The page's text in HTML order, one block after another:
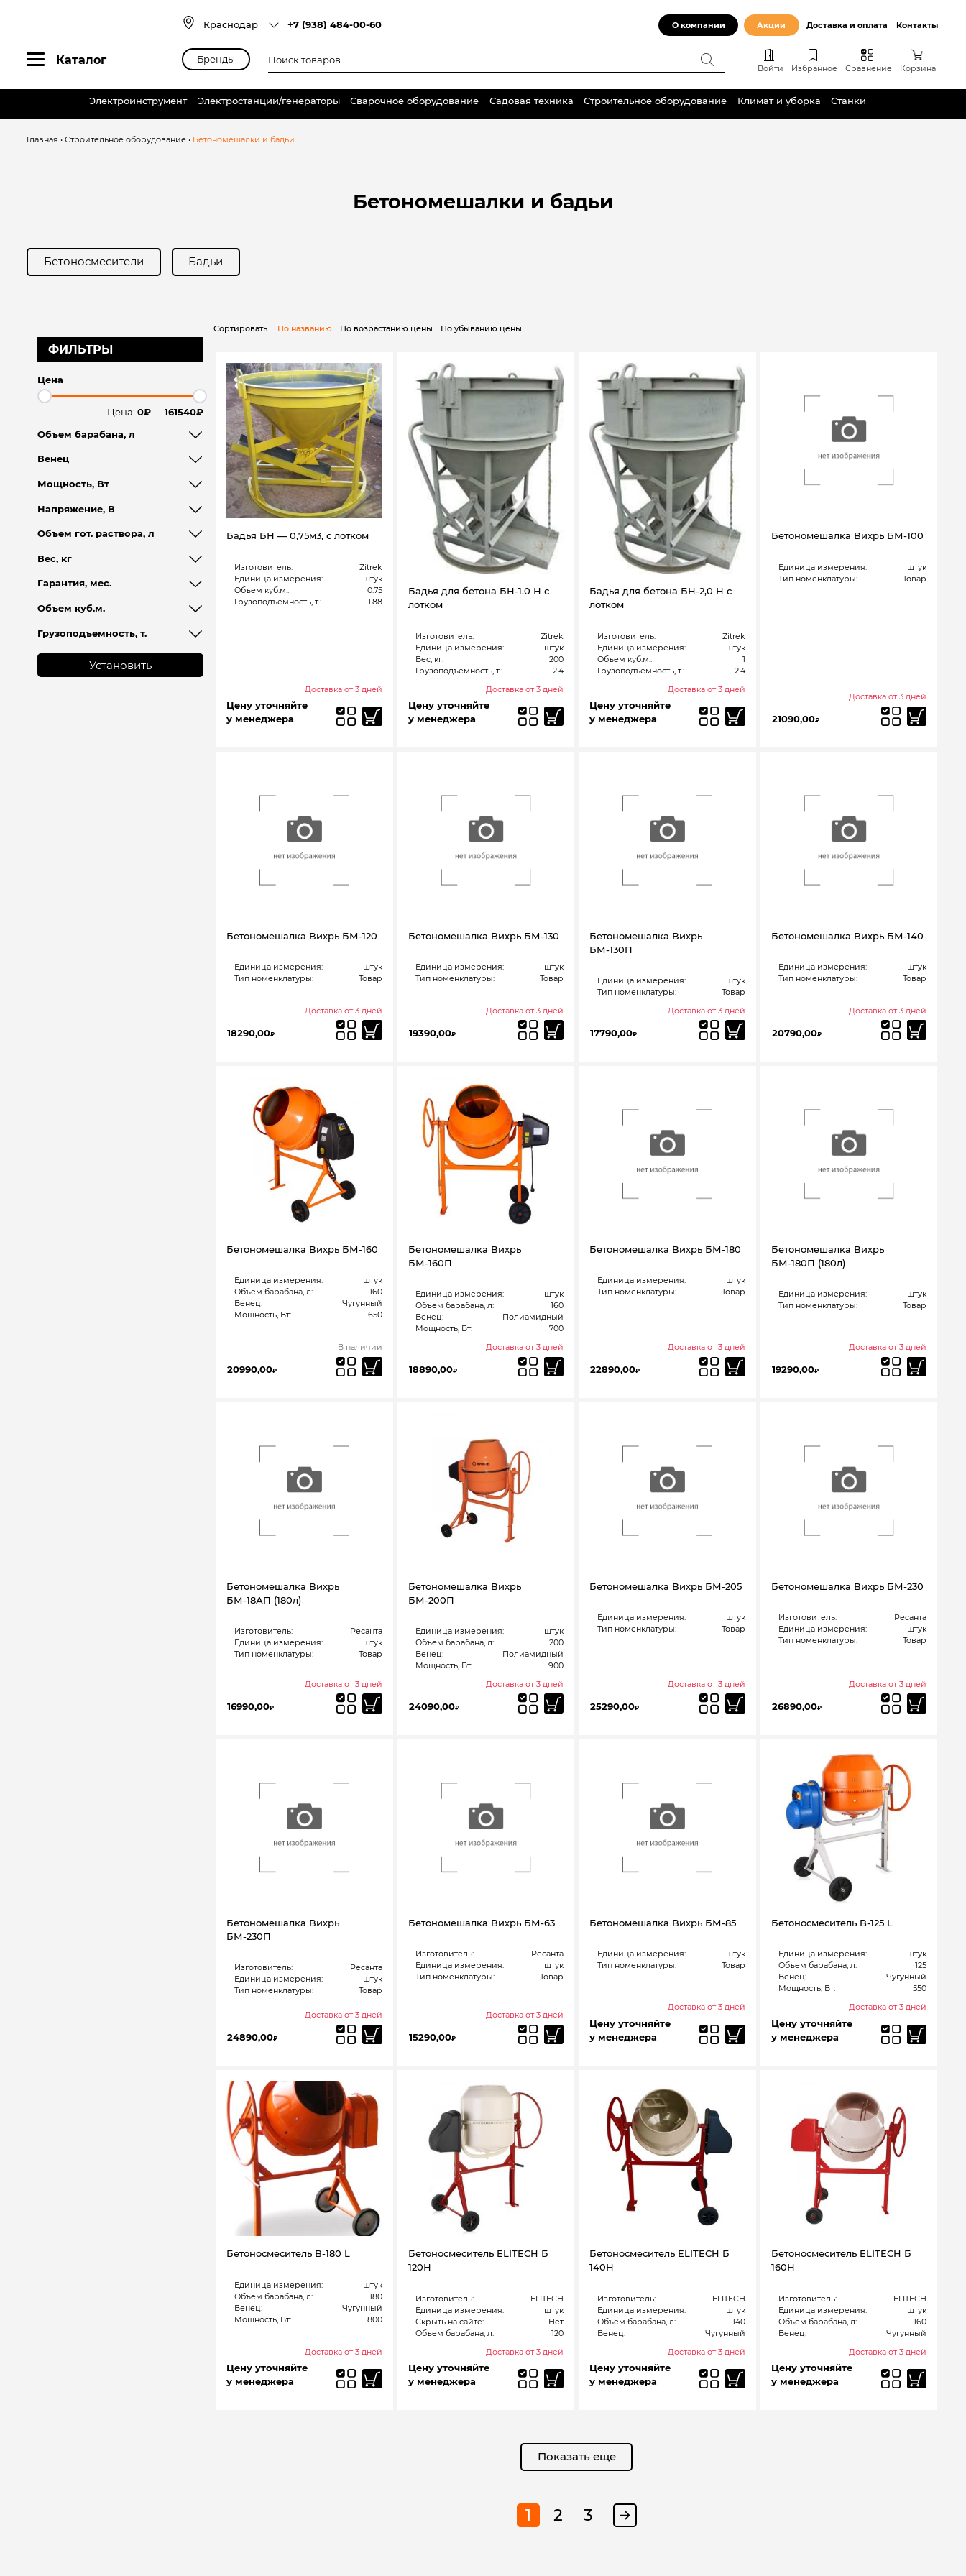
Краснодар +7 (938) 484-00-60 О компании Акции Доставка и оплата Контакты
Каталог Бренды товаров
Войти Избранное Сравнение Корзина
Электроинструмент Электростанции/генераторы Сварочное оборудование Садовая техника Строительное оборудование Климат и уборка Станки
Главная • Строительное оборудование • Бетономешалки и бадьи
Бетономешалки и бадьи
Бетоносмесители Бадьи
Сортировать: По названию По возрастанию цены По убыванию цены
Бадья БН — 0,75м3, с лотком
Изготовитель:
Zitrek
Единица измерения:
штук
Объем куб.м.:
0.75
Грузоподъемность, т.:
1.88
Доставка от 3 дней
Цену уточняйте
у менеджера
Бадья для бетона БН-1.0 Н с
лотком
Изготовитель:
Zitrek
Единица измерения:
штук
Вес, кг:
200
Грузоподъемность, т.:
2.4
Доставка от 3 дней
Цену уточняйте
у менеджера
Бадья для бетона БН-2,0 Н с
лотком
Изготовитель:
Zitrek
Единица измерения:
штук
Объем куб.м.:
1
Грузоподъемность, т.:
2.4
Доставка от 3 дней
Цену уточняйте
у менеджера
Бетономешалка Вихрь БМ-100
Единица измерения:
штук
Тип номенклатуры:
Товар
Доставка от 3 дней
21090,00₽
Бетономешалка Вихрь БМ-120
Единица измерения:
штук
Тип номенклатуры:
Товар
Доставка от 3 дней
18290,00₽
Бетономешалка Вихрь БМ-130
Единица измерения:
штук
Тип номенклатуры:
Товар
Доставка от 3 дней
19390,00₽
Бетономешалка Вихрь
БМ-130П
Единица измерения:
штук
Тип номенклатуры:
Товар
Доставка от 3 дней
17790,00₽
Бетономешалка Вихрь БМ-140
Единица измерения:
штук
Тип номенклатуры:
Товар
Доставка от 3 дней
20790,00₽
Бетономешалка Вихрь БМ-160
Единица измерения:
штук
Объем барабана, л:
160
Венец:
Чугунный
Мощность, Вт:
650
В наличии
20990,00₽
Бетономешалка Вихрь
БМ-160П
Единица измерения:
штук
Объем барабана, л:
160
Венец:
Полиамидный
Мощность, Вт:
700
Доставка от 3 дней
18890,00₽
Бетономешалка Вихрь БМ-180
Единица измерения:
штук
Тип номенклатуры:
Товар
Доставка от 3 дней
22890,00₽
Бетономешалка Вихрь
БМ-180П (180л)
Единица измерения:
штук
Тип номенклатуры:
Товар
Доставка от 3 дней
19290,00₽
Бетономешалка Вихрь
БМ-18АП (180л)
Изготовитель:
Ресанта
Единица измерения:
штук
Тип номенклатуры:
Товар
Доставка от 3 дней
16990,00₽
Бетономешалка Вихрь
БМ-200П
Единица измерения:
штук
Объем барабана, л:
200
Венец:
Полиамидный
Мощность, Вт:
900
Доставка от 3 дней
24090,00₽
Бетономешалка Вихрь БМ-205
Единица измерения:
штук
Тип номенклатуры:
Товар
Доставка от 3 дней
25290,00₽
Бетономешалка Вихрь БМ-230
Изготовитель:
Ресанта
Единица измерения:
штук
Тип номенклатуры:
Товар
Доставка от 3 дней
26890,00₽
Бетономешалка Вихрь
БМ-230П
Изготовитель:
Ресанта
Единица измерения:
штук
Тип номенклатуры:
Товар
Доставка от 3 дней
24890,00₽
Бетономешалка Вихрь БМ-63
Изготовитель:
Ресанта
Единица измерения:
штук
Тип номенклатуры:
Товар
Доставка от 3 дней
15290,00₽
Бетономешалка Вихрь БМ-85
Единица измерения:
штук
Тип номенклатуры:
Товар
Доставка от 3 дней
Цену уточняйте
у менеджера
Бетоносмеситель B-125 L
Единица измерения:
штук
Объем барабана, л:
125
Венец:
Чугунный
Мощность, Вт:
550
Доставка от 3 дней
Цену уточняйте
у менеджера
Бетоносмеситель B-180 L
Единица измерения:
штук
Объем барабана, л:
180
Венец:
Чугунный
Мощность, Вт:
800
Доставка от 3 дней
Цену уточняйте
у менеджера
Бетоносмеситель ELITECH Б
120Н
Изготовитель:
ELITECH
Единица измерения:
штук
Скрыть на сайте:
Нет
Объем барабана, л:
120
Доставка от 3 дней
Цену уточняйте
у менеджера
Бетоносмеситель ELITECH Б
140Н
Изготовитель:
ELITECH
Единица измерения:
штук
Объем барабана, л:
140
Венец:
Чугунный
Доставка от 3 дней
Цену уточняйте
у менеджера
Бетоносмеситель ELITECH Б
160Н
Изготовитель:
ELITECH
Единица измерения:
штук
Объем барабана, л:
160
Венец:
Чугунный
Доставка от 3 дней
Цену уточняйте
у менеджера
Показать еще
1 2 3
ФИЛЬТРЫ
Цена
Цена: 0₽— 161540₽
Объем барабана, л
Венец
Мощность, Вт
Напряжение, В
Объем гот. раствора, л
Вес, кг
Гарантия, мес.
Объем куб.м.
Грузоподъемность, т.
Установить